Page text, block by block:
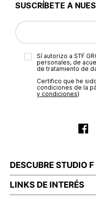
SUSCRÍBETE A
Sí autorizo a STF
personales, de
de tratamiento de
Certifico que he
condiciones de la
y condiciones)
DESCUBRE STUDIO F
LINKS DE INTERÉS